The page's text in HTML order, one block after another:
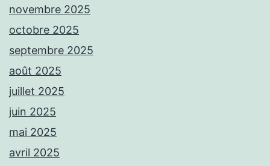
novembre 2025
octobre 2025
septembre 2025
août 2025
juillet 2025
juin 2025
mai 2025
avril 2025